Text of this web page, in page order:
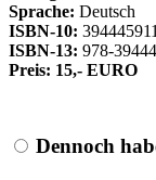
Sprache: Deutsch
ISBN-10:
ISBN-13: 978-
Preis: 15,- EURO
Dennoch